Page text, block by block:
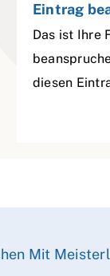
Eintrag
Das ist Ihre
diesen
Mit